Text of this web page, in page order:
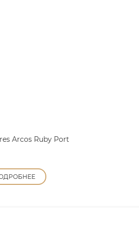
Arcos Ruby Port